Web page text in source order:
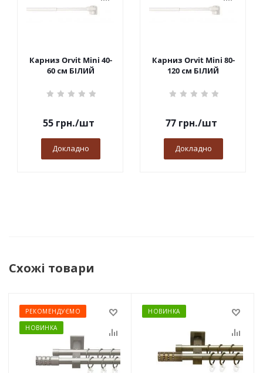
Карниз Orvit Mini 40-
60 см БІЛИЙ
55грн./шт
Докладно
Карниз Orvit Mini 80-
120 см БІЛИЙ
77грн./шт
Докладно
Схожі товари
РЕКОМЕНДУЄМО
НОВИНКА
НОВИНКА